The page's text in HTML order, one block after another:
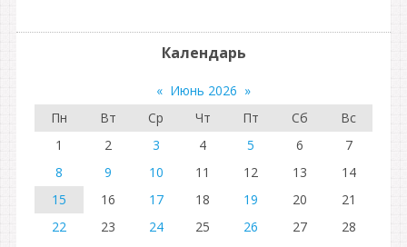
Календарь
« Июнь 2026 »
Пн
Вт Ср Чт Пт Сб
Вс
1
2 3 4 5 6
7
8
9 10 11 12 13
14
15
16 17 18 19 20
21
22
23 24 25 26 27
28